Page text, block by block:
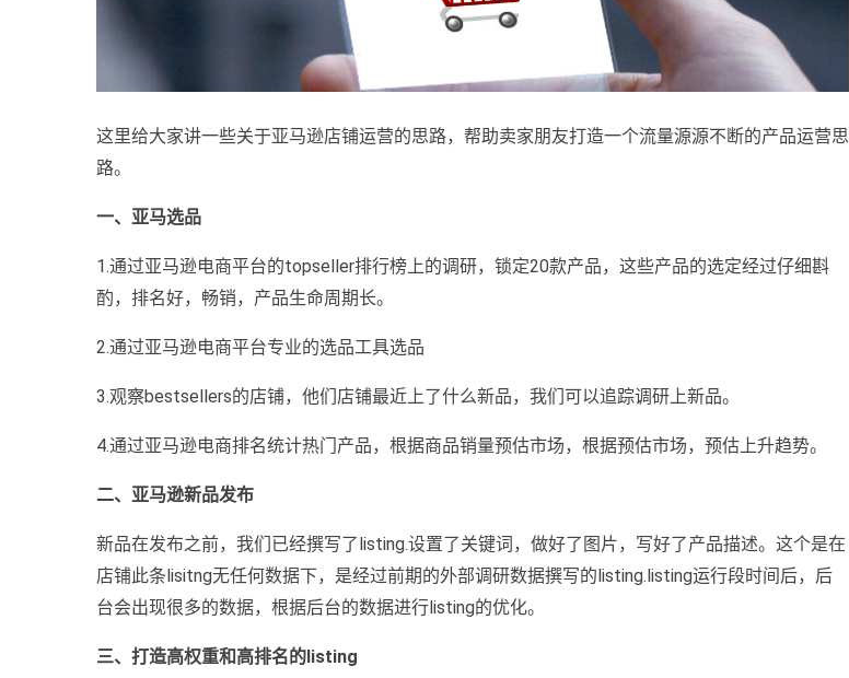
这里给大家讲一些关于亚马逊店铺运营的思路，帮助卖家朋友打造一个流量源源不断的产品运营思
路。
一、亚马选品
1.通过亚马逊电商平台的topseller排行榜上的调研，锁定20款产品，这些产品的选定经过仔细斟
酌，排名好，畅销，产品生命周期长。
2.通过亚马逊电商平台专业的选品工具选品
3.观察bestsellers的店铺，他们店铺最近上了什么新品，我们可以追踪调研上新品。
4.通过亚马逊电商排名统计热门产品，根据商品销量预估市场，根据预估市场，预估上升趋势。
二、亚马逊新品发布
新品在发布之前，我们已经撰写了listing.设置了关键词，做好了图片，写好了产品描述。这个是在
店铺此条lisitng无任何数据下，是经过前期的外部调研数据撰写的listing.listing运行段时间后，后
台会出现很多的数据，根据后台的数据进行listing的优化。
三、打造高权重和高排名的listing